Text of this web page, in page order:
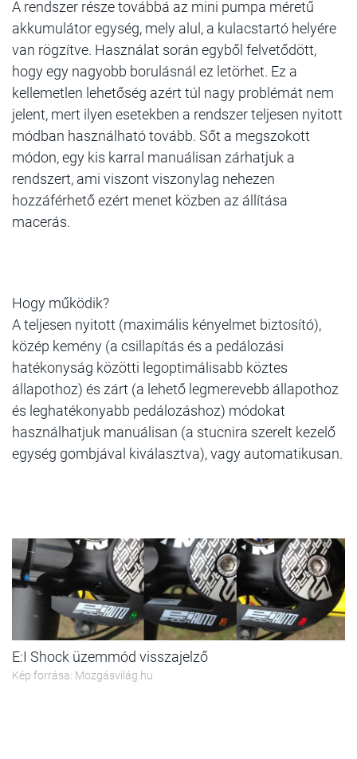
A rendszer része továbbá az mini pumpa méretű
akkumulátor egység, mely alul, a kulacstartó helyére
van rögzítve. Használat során egyből felvetődött,
hogy egy nagyobb borulásnál ez letörhet. Ez a
kellemetlen lehetőség azért túl nagy problémát nem
jelent, mert ilyen esetekben a rendszer teljesen nyitott
módban használható tovább. Sőt a megszokott
módon, egy kis karral manuálisan zárhatjuk a
rendszert, ami viszont viszonylag nehezen
hozzáférhető ezért menet közben az állítása
macerás.
Hogy működik?
A teljesen nyitott (maximális kényelmet biztosító),
közép kemény (a csillapítás és a pedálozási
hatékonyság közötti legoptimálisabb köztes
állapothoz) és zárt (a lehető legmerevebb állapothoz
és leghatékonyabb pedálozáshoz) módokat
használhatjuk manuálisan (a stucnira szerelt kezelő
egység gombjával kiválasztva), vagy automatikusan.
E:I Shock üzemmód visszajelző
Kép forrása: Mozgásvilág.hu